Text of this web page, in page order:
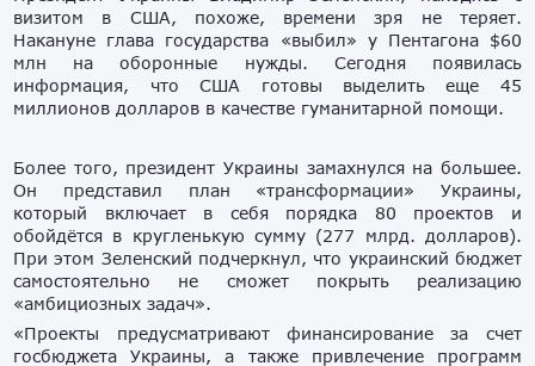
визитом в США, похоже, времени зря не теряет.
Накануне глава государства «выбил» у Пентагона $60
млн на оборонные нужды. Сегодня появилась
информация, что США готовы выделить еще 45
миллионов долларов в качестве гуманитарной помощи.
Более того, президент Украины замахнулся на большее.
Он представил план «трансформации» Украины,
который включает в себя порядка 80 проектов и
обойдётся в кругленькую сумму (277 млрд. долларов).
При этом Зеленский подчеркнул, что украинский бюджет
самостоятельно не сможет покрыть реализацию
«амбициозных задач».
«Проекты предусматривают финансирование за счет
госбюджета Украины, а также привлечение программ